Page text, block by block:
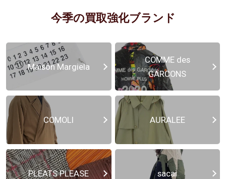
今季の買取強化ブランド
Maison Margiela
COMME des
GARCONS
COMOLI AURALEE
PLEATS PLEASE sacai